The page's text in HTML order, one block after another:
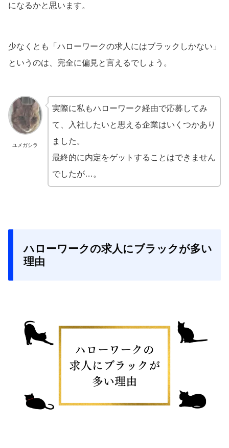
になるかと思います。
少なくとも「ハローワークの求人にはブラックしかない」
というのは、完全に偏見と言えるでしょう。
ユメガシラ
実際に私もハローワーク経由で応募してみ
て、入社したいと思える企業はいくつかあり
ました。
最終的に内定をゲットすることはできません
でしたが…。
ハローワークの求人にブラックが多い
理由